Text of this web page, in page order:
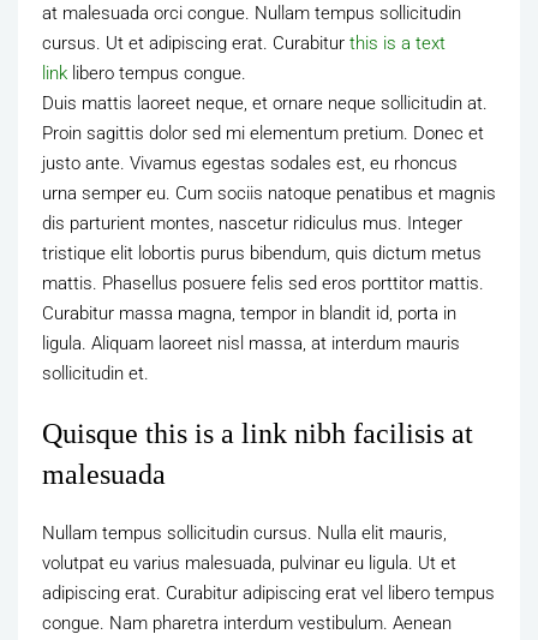
at malesuada orci congue. Nullam tempus sollicitudin
cursus. Ut et adipiscing erat. Curabitur this is a text
link libero tempus congue.
Duis mattis laoreet neque, et ornare neque sollicitudin at.
Proin sagittis dolor sed mi elementum pretium. Donec et
justo ante. Vivamus egestas sodales est, eu rhoncus
urna semper eu. Cum sociis natoque penatibus et magnis
dis parturient montes, nascetur ridiculus mus. Integer
tristique elit lobortis purus bibendum, quis dictum metus
mattis. Phasellus posuere felis sed eros porttitor mattis.
Curabitur massa magna, tempor in blandit id, porta in
ligula. Aliquam laoreet nisl massa, at interdum mauris
sollicitudin et.
Quisque this is a link nibh facilisis at
malesuada
Nullam tempus sollicitudin cursus. Nulla elit mauris,
volutpat eu varius malesuada, pulvinar eu ligula. Ut et
adipiscing erat. Curabitur adipiscing erat vel libero tempus
congue. Nam pharetra interdum vestibulum. Aenean